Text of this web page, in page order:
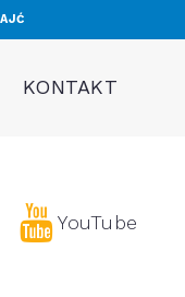
KONTAKT
YouTube